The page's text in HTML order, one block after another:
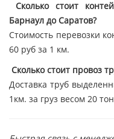
Сколько стоит
Барнаул до Саратов?
Стоимость перевозки
60 руб за 1 км.
Сколько стоит провоз
Доставка труб
1км. за груз весом 20